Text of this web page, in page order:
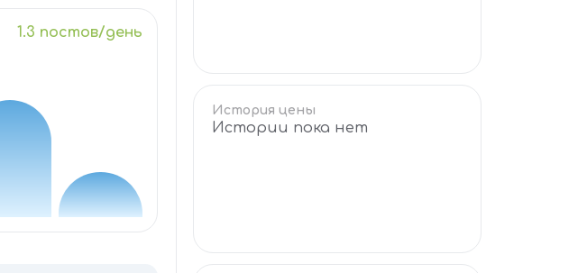
1.3 постов/день
История цены
Истории пока нет